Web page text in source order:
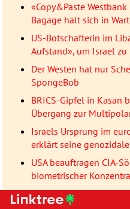
«Copy&Paste
Bagage hält sich in
US-Botschafterin im
Aufstand», um Israel
Der Westen hat nur
SpongeBob
BRICS-Gipfel in Kasan
Übergang zur
Israels Ursprung im
erklärt seine
USA beauftragen CIA-
biometrischer
In Moldawien stimmte